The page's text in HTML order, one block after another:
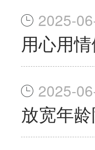
2025-
用心用
2025-
放宽年